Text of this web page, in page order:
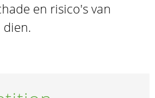
en risico's van
dien.